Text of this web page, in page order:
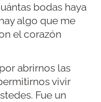
bodas haya
algo que me
el corazón
abrirnos las
vivir
Fue un